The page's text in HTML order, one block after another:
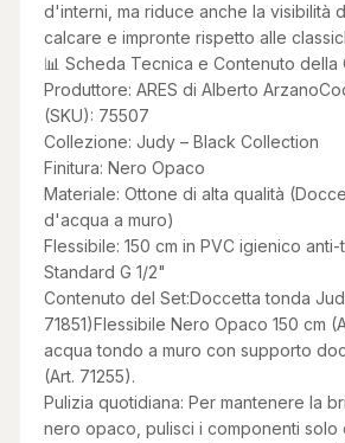
d'interni, ma riduce anche la visibilità
calcare e impronte rispetto alle
📊 Scheda Tecnica e Contenuto della
Produttore: ARES di Alberto
(SKU): 75507
Collezione: Judy – Black Collection
Finitura: Nero Opaco
Materiale: Ottone di alta qualità
d'acqua a muro)
Flessibile: 150 cm in PVC igienico
Standard G 1/2"
Contenuto del Set:Doccetta tonda
71851)Flessibile Nero Opaco 150 cm
acqua tondo a muro con supporto
(Art. 71255).
Pulizia quotidiana: Per mantenere la
nero opaco, pulisci i componenti solo